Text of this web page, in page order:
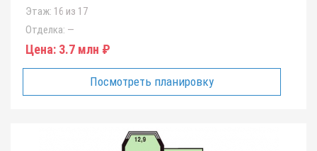
Этаж: 16 из 17
Отделка: —
Цена: 3.7 млн ₽
Посмотреть планировку